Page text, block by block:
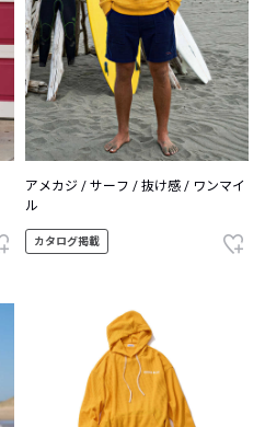
アメカジ / サーフ / 抜け感 / ワンマイ
ル
カタログ掲載